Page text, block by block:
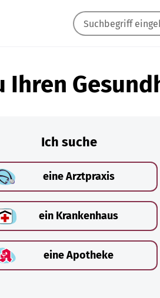
Ihren
Ich suche
eine Arztpraxis
ein Krankenhaus
eine Apotheke